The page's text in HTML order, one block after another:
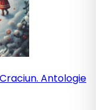
Antologie